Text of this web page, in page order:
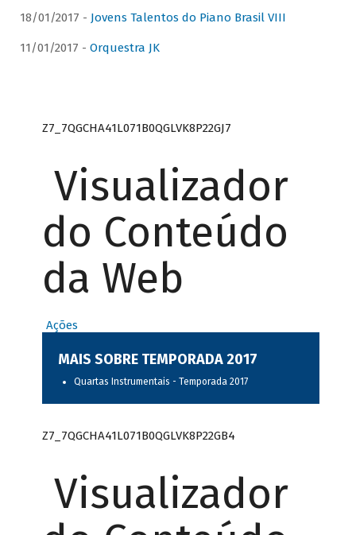
18/01/2017 - Jovens Talentos do Piano Brasil VIII
11/01/2017 - Orquestra JK
Z7_7QGCHA41L071B0QGLVK8P22GJ7
Visualizador
do Conteúdo
da Web
Ações
MAIS SOBRE TEMPORADA 2017
Quartas Instrumentais - Temporada 2017
Z7_7QGCHA41L071B0QGLVK8P22GB4
Visualizador